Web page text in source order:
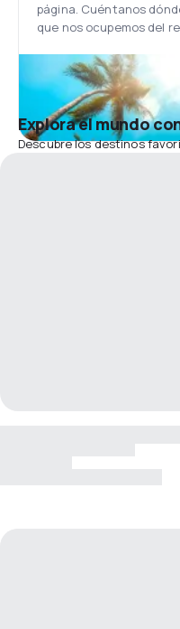
página. Cuéntanos
que nos ocupemos del
Explora el mundo
Descubre los destinos